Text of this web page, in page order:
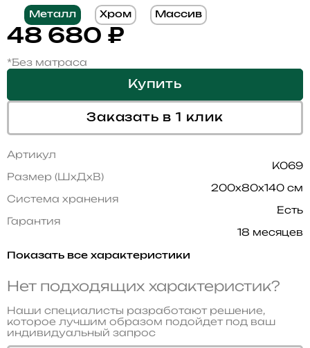
Металл Хром Массив
48 680 ₽
*Без матраса
Купить
Заказать в 1 клик
Артикул
K069
Размер (ШхДхВ)
200x80x140 см
Система хранения
Есть
Гарантия
18 месяцев
Показать все характеристики
Нет подходящих характеристик?
Наши специалисты разработают решение,
которое лучшим образом подойдет под ваш
индивидуальный запрос